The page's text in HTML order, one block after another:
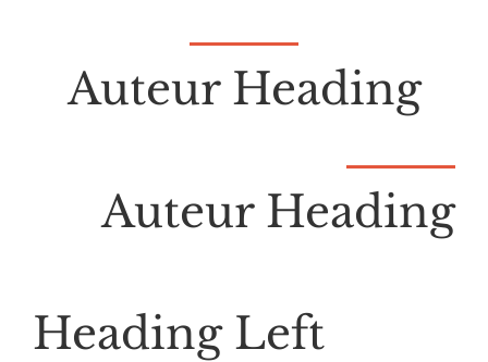
Auteur Heading
Auteur Heading
Heading Left